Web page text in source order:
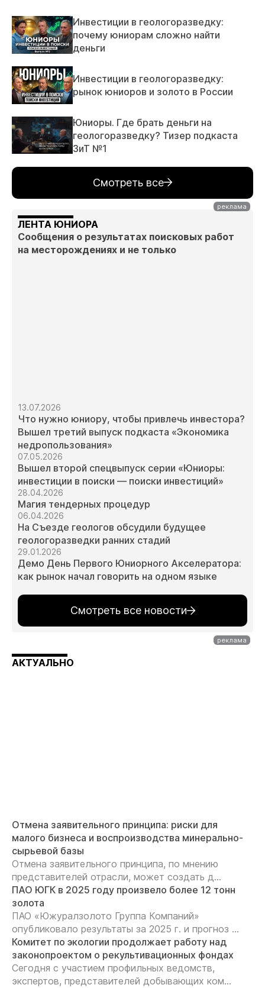
Инвестиции в геологоразведку:
почему юниорам сложно найти
деньги
Инвестиции в геологоразведку:
рынок юниоров и золото в России
Юниоры. Где брать деньги на
геологоразведку? Тизер подкаста
ЗиТ №1
Смотреть все
ЛЕНТА ЮНИОРА
Сообщения о результатах поисковых работ
на месторождениях и не только
13.07.2026
Что нужно юниору, чтобы привлечь инвестора?
Вышел третий выпуск подкаста «Экономика
недропользования»
07.05.2026
Вышел второй спецвыпуск серии «Юниоры:
инвестиции в поиски — поиски инвестиций»
28.04.2026
Магия тендерных процедур
06.04.2026
На Съезде геологов обсудили будущее
геологоразведки ранних стадий
29.01.2026
Демо День Первого Юниорного Акселератора:
как рынок начал говорить на одном языке
Смотреть все новости
АКТУАЛЬНО
Отмена заявительного принципа: риски для
малого бизнеса и воспроизводства минерально-
сырьевой базы
Отмена заявительного принципа, по мнению
представителей отрасли, может создать д...
ПАО ЮГК в 2025 году произвело более 12 тонн
золота
ПАО «Южуралзолото Группа Компаний»
опубликовало результаты за 2025 г. и прогноз ...
Комитет по экологии продолжает работу над
законопроектом о рекультивационных фондах
Сегодня с участием профильных ведомств,
экспертов, представителей добывающих ком...